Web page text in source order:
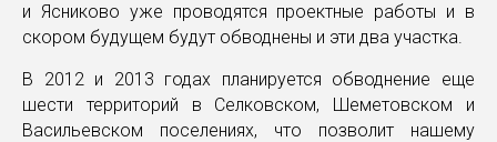
и Ясниково уже проводятся проектные работы и в
скором будущем будут обводнены и эти два участка.
В 2012 и 2013 годах планируется обводнение еще
шести территорий в Селковском, Шеметовском и
Васильевском поселениях, что позволит нашему